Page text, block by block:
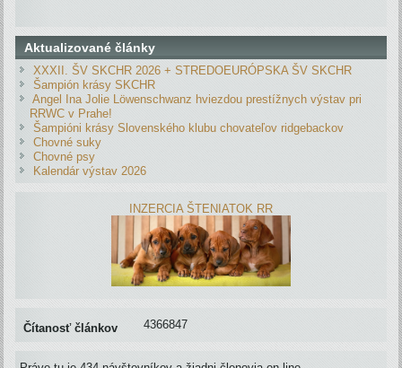
Aktualizované články
XXXII. ŠV SKCHR 2026 + STREDOEURÓPSKA ŠV SKCHR
Šampión krásy SKCHR
Angel Ina Jolie Löwenschwanz hviezdou prestížnych výstav pri
RRWC v Prahe!
Šampióni krásy Slovenského klubu chovateľov ridgebackov
Chovné suky
Chovné psy
Kalendár výstav 2026
INZERCIA ŠTENIATOK RR
Čítanosť článkov 4366847